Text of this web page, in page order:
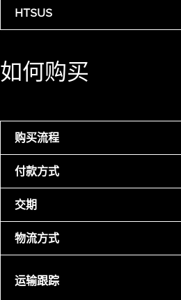
HTSUS
如何购买
购买流程
付款方式
交期
物流方式
运输跟踪